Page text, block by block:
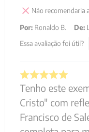
Não recomendaria
Por: Ronaldo B. De:
Essa avaliação foi útil?
Tenho este
Cristo" com
Francisco de